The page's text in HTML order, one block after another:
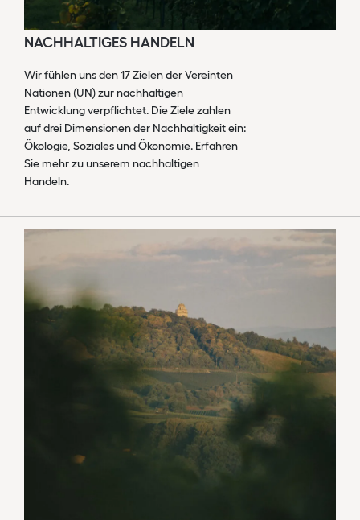
NACHHALTIGES HANDELN
Wir fühlen uns den 17 Zielen der Vereinten
Nationen (UN) zur nachhaltigen
Entwicklung verpflichtet. Die Ziele zahlen
auf drei Dimensionen der Nachhaltigkeit ein:
Ökologie, Soziales und Ökonomie. Erfahren
Sie mehr zu unserem nachhaltigen
Handeln.